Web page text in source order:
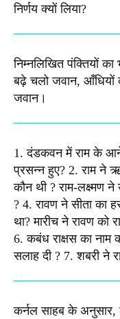
निर्णय क्यों लिया?​
निम्नलिखित पंक्तियों
बढ़े चलो जवान,
जवान। ​
1. दंडकवन में राम के
प्रसन्न हुए? 2. राम ने
कौन थी ? राम-लक्ष्मण
? 4. रावण ने सीता का
था? मारीच ने रावण को
6. कबंध राक्षस का
सलाह दी ? 7. शबरी ने
कर्नल साहब के अनुसार,